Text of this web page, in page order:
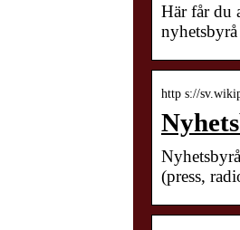
Här får du
http s://
(press,